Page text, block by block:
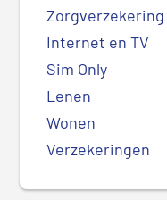
Zorgverzekering
Internet en TV
Sim Only
Lenen
Wonen
Verzekeringen